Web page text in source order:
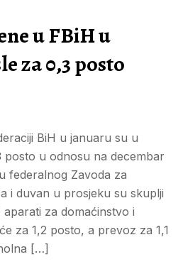
u FBiH u
za 0,3 posto
BiH u januaru su u
u odnosu na decembar
federalnog Zavoda za
i duvan u prosjeku su skuplji
za domaćinstvo i
za 1,2 posto, a prevoz za 1,1
[…]